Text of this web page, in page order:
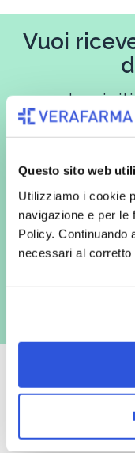
Questo sito web
Utilizziamo i cookie
navigazione e per le
Policy. Continuando
necessari al
Vuoi
redatta ai sensi del
espressamente al
commerciali da parte di
marketing (con modalità
con inviti e comunicazioni
es. posta cartacea)
Oltre 50.000